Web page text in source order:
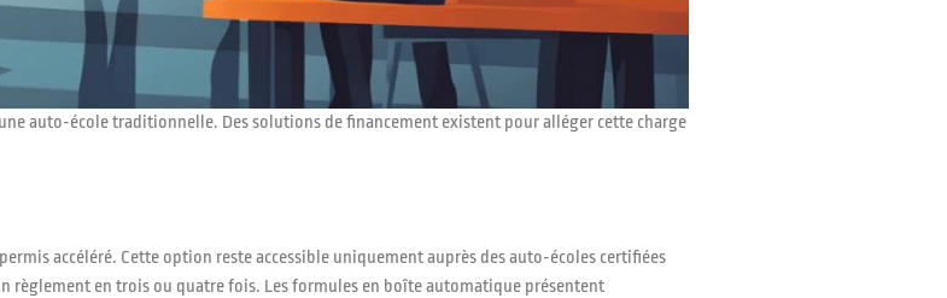
auto-école traditionnelle. Des solutions de financement existent pour alléger cette charge
accéléré. Cette option reste accessible uniquement auprès des auto-écoles certifiées
règlement en trois ou quatre fois. Les formules en boîte automatique présentent